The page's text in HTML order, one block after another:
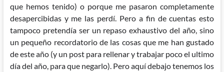
que hemos tenido) o porque me pasaron completamente
desapercibidas y me las perdí. Pero a fin de cuentas esto
tampoco pretendía ser un repaso exhaustivo del año, sino
un pequeño recordatorio de las cosas que me han gustado
de este año (y un post para rellenar y trabajar poco el ultimo
día del año, para que negarlo). Pero aquí debajo tenemos los